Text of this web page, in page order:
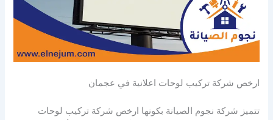
ارخص شركة تركيب لوحات اعلانية في عجمان
تتميز شركة نجوم الصيانة بكونها ارخص شركة تركيب لوحات